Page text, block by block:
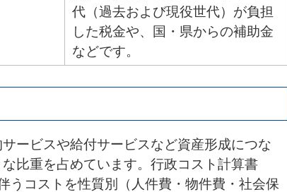
代（過去および現役世代）が負担
した税金や、国・県からの補助金
などです。
ービスや給付サービスなど資産形成につな
比重を占めています。行政コスト計算書
うコストを性質別（人件費・物件費・社会保